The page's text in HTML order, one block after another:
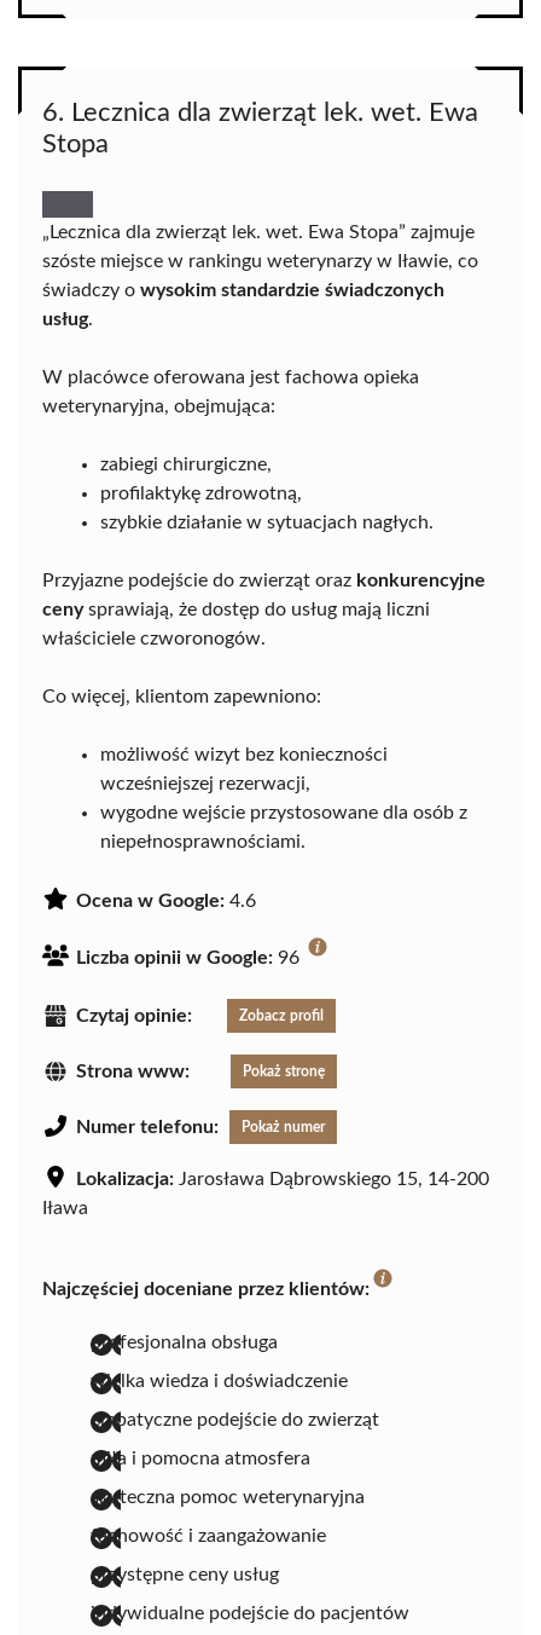
6. Lecznica dla zwierząt lek. wet. Ewa
Stopa
„Lecznica dla zwierząt lek. wet. Ewa Stopa” zajmuje
szóste miejsce w rankingu weterynarzy w Iławie, co
świadczy o wysokim standardzie świadczonych
usług.
W placówce oferowana jest fachowa opieka
weterynaryjna, obejmująca:
zabiegi chirurgiczne,
profilaktykę zdrowotną,
szybkie działanie w sytuacjach nagłych.
Przyjazne podejście do zwierząt oraz konkurencyjne
cenysprawiają, że dostęp do usług mają liczni
właściciele czworonogów.
Co więcej, klientom zapewniono:
możliwość wizyt bez konieczności
wcześniejszej rezerwacji,
wygodne wejście przystosowane dla osób z
niepełnosprawnościami.
Ocena w Google: 4.6
Liczba opinii w Google: 96
Czytaj opinie: Zobacz profil
Strona www: Pokaż stronę
Numer telefonu: Pokaż numer
Lokalizacja: Jarosława Dąbrowskiego 15, 14-200
Iława
Najczęściej doceniane przez klientów:
profesjonalna obsługa
wielka wiedza i doświadczenie
empatyczne podejście do zwierząt
miła i pomocna atmosfera
skuteczna pomoc weterynaryjna
fachowość i zaangażowanie
przystępne ceny usług
indywidualne podejście do pacjentów